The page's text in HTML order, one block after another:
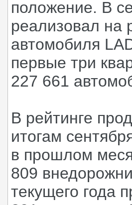
положение. В
реализовал на
автомобиля
первые три
227 661
В рейтинге
итогам
в прошлом
809
текущего года